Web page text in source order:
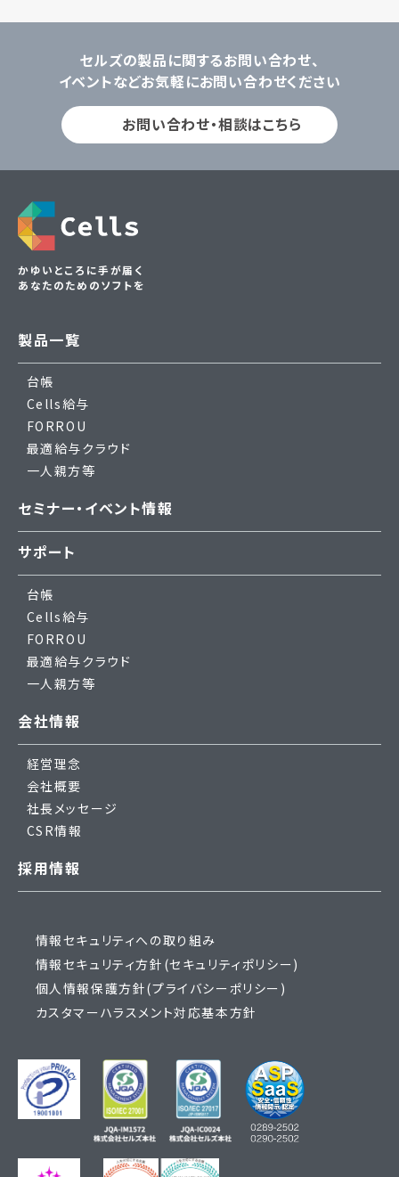
セルズの製品に関するお問い合わせ、
イベントなどお気軽にお問い合わせください
お問い合わせ・相談はこちら
かゆいところに手が届く
あなたのためのソフトを
製品一覧
台帳
Cells給与
FORROU
最適給与クラウド
一人親方等
セミナー・イベント情報
サポート
台帳
Cells給与
FORROU
最適給与クラウド
一人親方等
会社情報
経営理念
会社概要
社長メッセージ
CSR情報
採用情報
情報セキュリティへの取り組み
情報セキュリティ方針(セキュリティポリシー)
個人情報保護方針(プライバシーポリシー)
カスタマーハラスメント対応基本方針